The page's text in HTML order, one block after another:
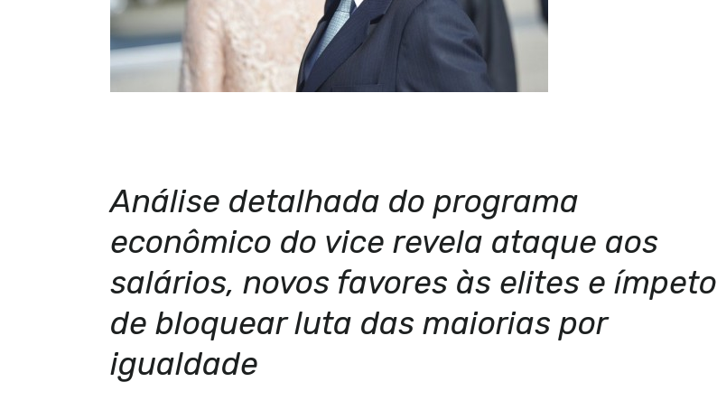
Análise detalhada do programa
econômico do vice revela ataque aos
salários, novos favores às elites e ímpeto
de bloquear luta das maiorias por
igualdade